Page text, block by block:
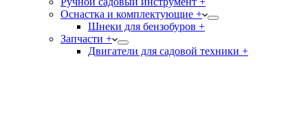
Оснастка и комплектующие +
Шнеки для бензобуров +
Запчасти +
Двигатели для садовой техники +